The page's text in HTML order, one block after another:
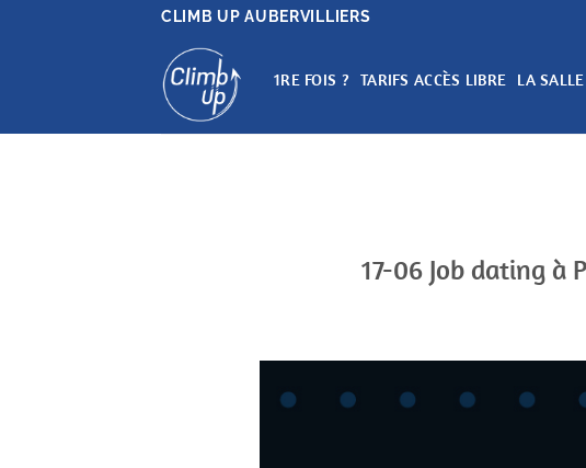
CLIMB UP AUBERVILLIERS
1RE FOIS ? TARIFS ACCÈS LIBRE LA SALLE
17-06 Job dating à